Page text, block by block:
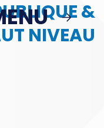
MBS
&
NIVEAU